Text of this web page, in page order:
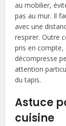
au mobilier,
pas au mur. Il
avec une
respirer. Outre
pris en compte,
décompresse
attention
du tapis.
Astuce
cuisine